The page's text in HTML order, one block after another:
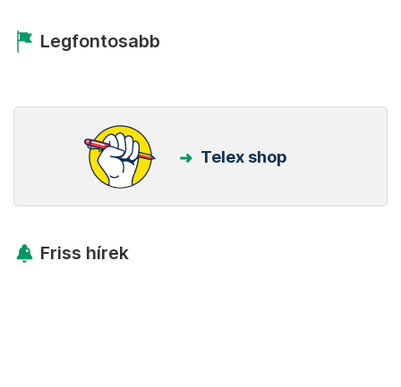
Legfontosabb
Telex shop
Friss hírek